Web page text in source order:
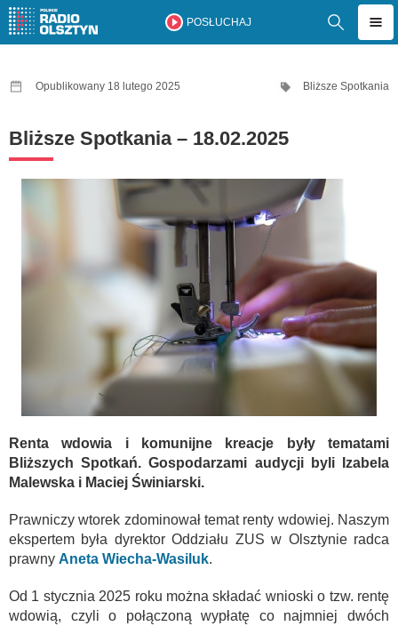
POSŁUCHAJ
Opublikowany 18 lutego 2025 Bliższe Spotkania
Bliższe Spotkania – 18.02.2025
Renta wdowia i komunijne kreacje były tematami
Bliższych Spotkań. Gospodarzami audycji byli Izabela
Malewska i Maciej Świniarski.
Prawniczy wtorek zdominował temat renty wdowiej. Naszym
ekspertem była dyrektor Oddziału ZUS w Olsztynie radca
prawny Aneta Wiecha-Wasiluk.
Od 1 stycznia 2025 roku można składać wnioski o tzw. rentę
wdowią, czyli o połączoną wypłatę co najmniej dwóch